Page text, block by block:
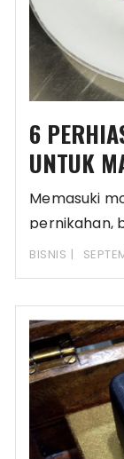
6
UNTUK
Memasuki
pernikahan,
hal-hal
BISNIS